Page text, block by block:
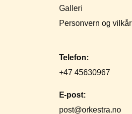
Galleri
Personvern og vilkår
Telefon:
+47 45630967
E-post:
post@orkestra.no